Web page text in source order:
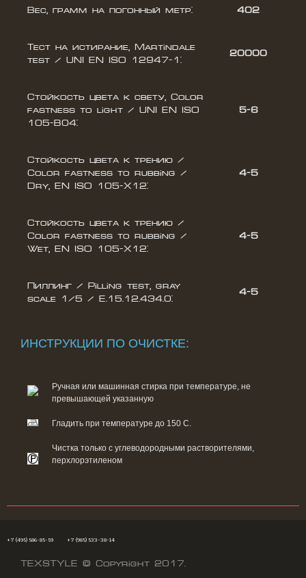
Вес, грамм на погонный метр: 402
Тест на истирание, Martindale
test / UNI EN ISO 12947-1:
20000
Стойкость цвета к свету, Color
fastness to light / UNI EN ISO
105-B04:
5-6
Стойкость цвета к трению /
Color fastness to rubbing /
Dry, EN ISO 105-X12:
4-5
Стойкость цвета к трению /
Color fastness to rubbing /
Wet, EN ISO 105-X12:
4-5
Пиллинг / Pilling test, gray
scale 1/5 / E.15.12.434.0:
4-5
ИНСТРУКЦИИ ПО ОЧИСТКЕ:
Ручная или машинная стирка при температуре, не
превышающей указанную
Гладить при температуре до 150 С.
Чистка только с углеводородными растворителями,
перхлорэтиленом
+7 (495) 586-85-59 +7 (985) 533-38-14
TEXSTYLE © Copyright 2017.